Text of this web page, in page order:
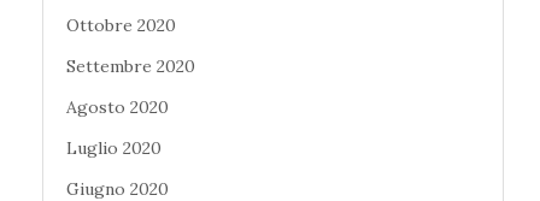
Ottobre 2020
Settembre 2020
Agosto 2020
Luglio 2020
Giugno 2020